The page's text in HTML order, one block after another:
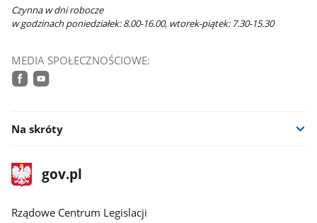
Czynna w dni robocze
w godzinach poniedziałek: 8.00-16.00, wtorek-piątek: 7.30-15.30
MEDIA SPOŁECZNOŚCIOWE:
Na skróty
stopka
gov.plStrona
gov.pl
Rządowe Centrum Legislacji